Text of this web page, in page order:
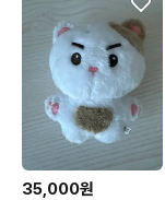
35,000원